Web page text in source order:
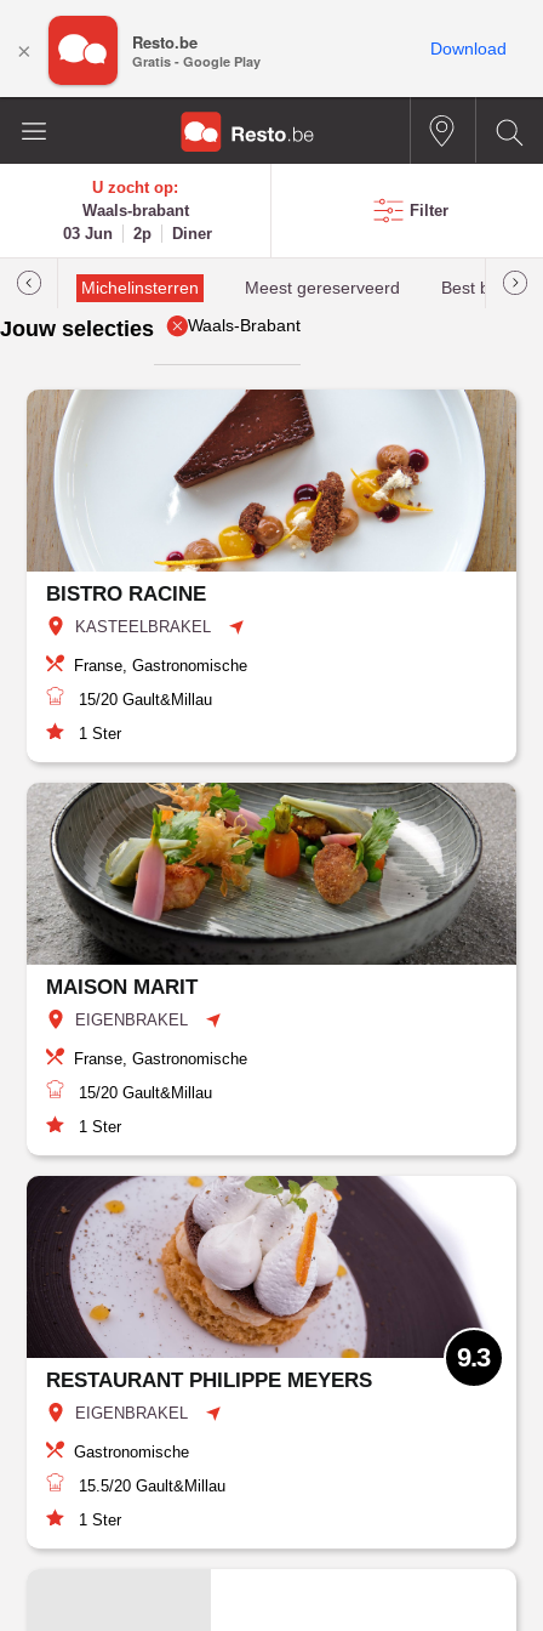
U zocht op:
Waals-brabant
03 Jun
2p Diner
Filter
Michelinsterren Meest gereserveerd Best
Jouw selecties Waals-Brabant
BISTRO RACINE
KASTEELBRAKEL
Franse, Gastronomische
15/20 Gault&Millau
1 Ster
MAISON MARIT
EIGENBRAKEL
Franse, Gastronomische
15/20 Gault&Millau
1 Ster
RESTAURANT PHILIPPE MEYERS
EIGENBRAKEL
9.3
Gastronomische
15.5/20 Gault&Millau
1 Ster
× Resto.be
Gratis - Google Play
Download